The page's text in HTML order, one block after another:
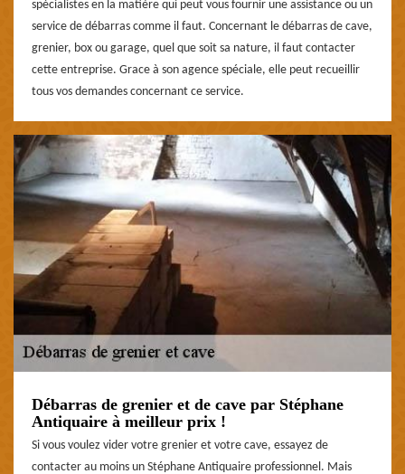
spécialistes en la matière qui peut vous fournir une assistance ou un
service de débarras comme il faut. Concernant le débarras de cave,
grenier, box ou garage, quel que soit sa nature, il faut contacter
cette entreprise. Grace à son agence spéciale, elle peut recueillir
tous vos demandes concernant ce service.
Débarras de grenier et de cave par Stéphane
Antiquaire à meilleur prix !
Si vous voulez vider votre grenier et votre cave, essayez de
contacter au moins un Stéphane Antiquaire professionnel. Mais